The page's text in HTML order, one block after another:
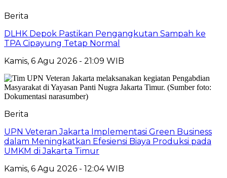
Berita
DLHK Depok Pastikan Pengangkutan Sampah ke
TPA Cipayung Tetap Normal
Kamis, 6 Agu 2026 - 21:09 WIB
Berita
UPN Veteran Jakarta Implementasi Green Business
dalam Meningkatkan Efesiensi Biaya Produksi pada
UMKM di Jakarta Timur
Kamis, 6 Agu 2026 - 12:04 WIB